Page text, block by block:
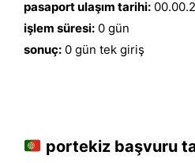
pasaport ulaşım tarihi:
işlem süresi: 0 gün
sonuç: 0 gün tek giriş
portekiz başvuru